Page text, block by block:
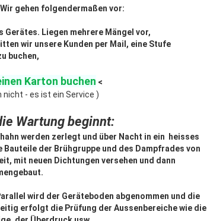
gehen folgendermaßen vor:
Gerätes. Liegen mehrere Mängel vor,
wir unsere Kunden per Mail, eine Stufe
buchen,
Karton buchen <
nicht - es ist ein Service )
Wartung beginnt:
werden zerlegt und über Nacht in ein heisses
der Brühgruppe und des Dampfrades von
mit neuen Dichtungen versehen und dann
wird der Geräteboden abgenommen und die
erfolgt die Prüfung der Aussenbereiche wie die